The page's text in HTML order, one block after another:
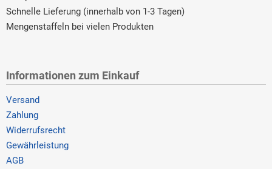
Schnelle Lieferung (innerhalb von 1-3 Tagen)
Mengenstaffeln bei vielen Produkten
Informationen zum Einkauf
Versand
Zahlung
Widerrufsrecht
Gewährleistung
AGB